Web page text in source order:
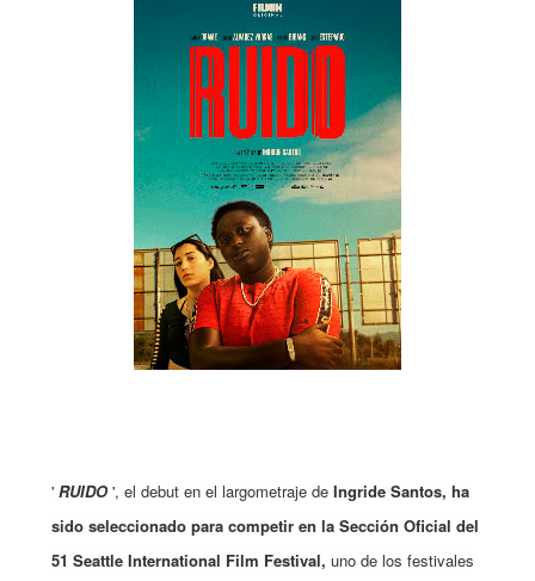
' RUIDO', el debut en el largometraje de Ingride Santos, ha
sido seleccionado para competir en la Sección Oficial del
51 Seattle International Film Festival, uno de los festivales